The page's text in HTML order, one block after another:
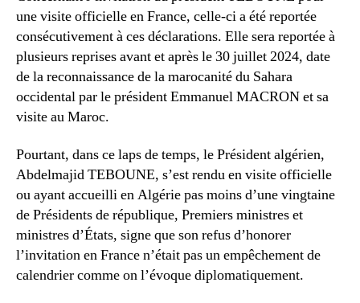
une visite officielle en France, celle-ci a été reportée
consécutivement à ces déclarations. Elle sera reportée à
plusieurs reprises avant et après le 30 juillet 2024, date
de la reconnaissance de la marocanité du Sahara
occidental par le président Emmanuel MACRON et sa
visite au Maroc.
Pourtant, dans ce laps de temps, le Président algérien,
Abdelmajid TEBOUNE, s’est rendu en visite officielle
ou ayant accueilli en Algérie pas moins d’une vingtaine
de Présidents de république, Premiers ministres et
ministres d’États, signe que son refus d’honorer
l’invitation en France n’était pas un empêchement de
calendrier comme on l’évoque diplomatiquement.